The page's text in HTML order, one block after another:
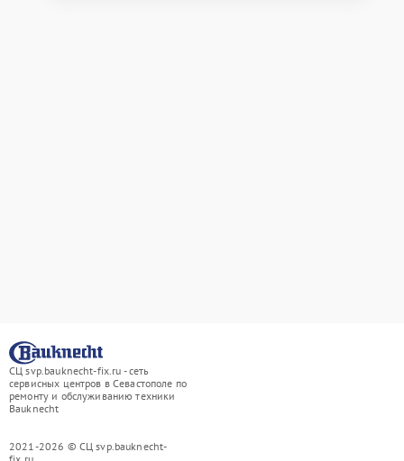
СЦ svp.bauknecht-fix.ru - сеть
сервисных центров в Севастополе по
ремонту и обслуживанию техники
Bauknecht
2021-2026 © СЦ svp.bauknecht-